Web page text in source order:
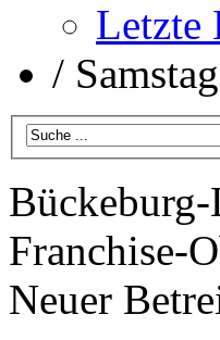
Letzte
/
Franchise-
Neuer